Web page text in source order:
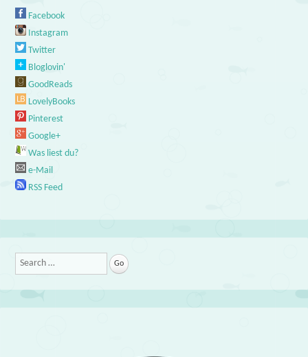
Facebook
Instagram
Twitter
Bloglovin'
GoodReads
LovelyBooks
Pinterest
Google+
Was liest du?
e-Mail
RSS Feed
Search